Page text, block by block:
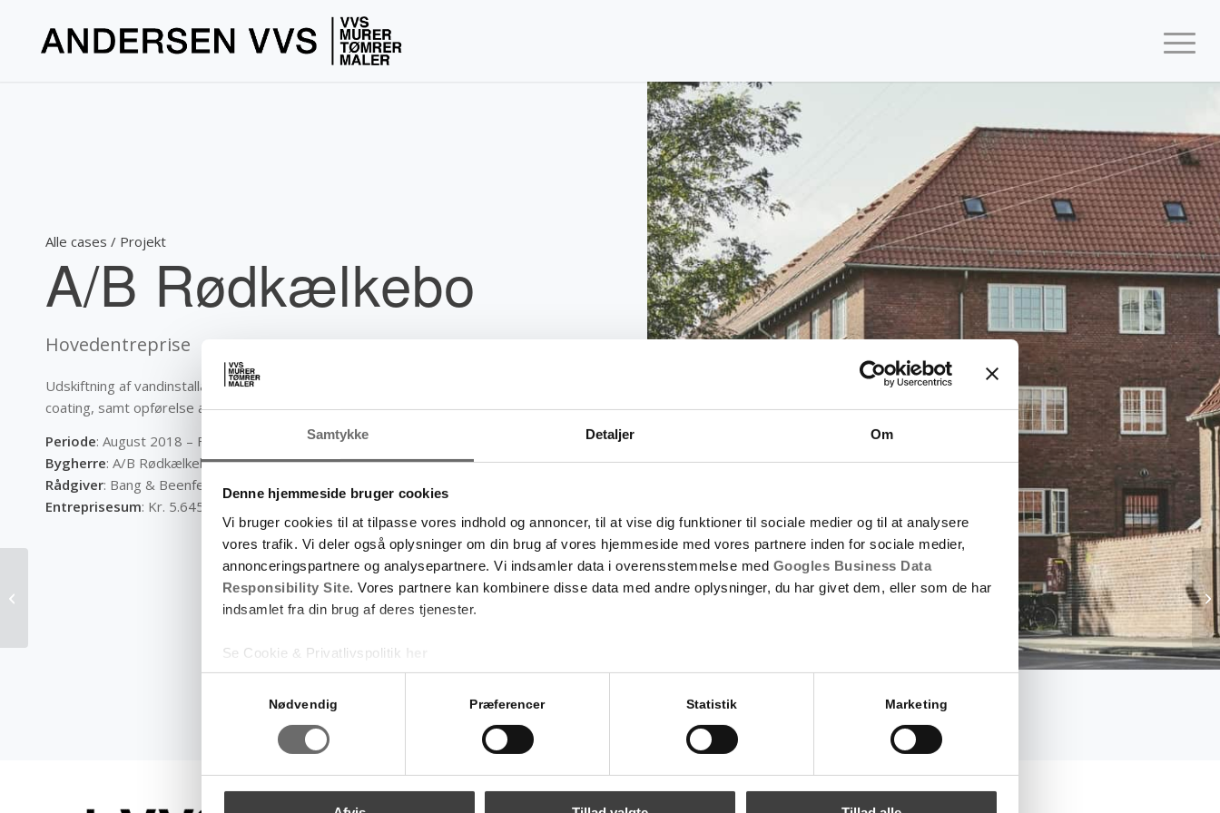
Samtykke Detaljer Om
Denne hjemmeside bruger cookies
Vi bruger cookies til at tilpasse vores indhold og annoncer, til at vise dig funktioner til sociale medier og til at analysere
vores trafik. Vi deler også oplysninger om din brug af vores hjemmeside med vores partnere inden for sociale medier,
annonceringspartnere og analysepartnere. Vi indsamler data i overensstemmelse med Googles Business Data
Responsibility Site. Vores partnere kan kombinere disse data med andre oplysninger, du har givet dem, eller som de har
indsamlet fra din brug af deres tjenester.
Se Cookie & Privatlivspolitik
Nødvendig Præferencer Statistik Marketing
Alle cases / Projekt
A/B Rødkælkebo
Hovedentreprise
Udskiftning af vandinstallationer og renovering af afløbsinstallationer,
coating, samt opførelse af 10 nye badeværelser.
Periode: August 2018 – Feb 2019
Bygherre: A/B Rødkælkebo
Rådgiver: Bang & Beenfeldt A/S
Entreprisesum: Kr. 5.645.000 inkl. moms